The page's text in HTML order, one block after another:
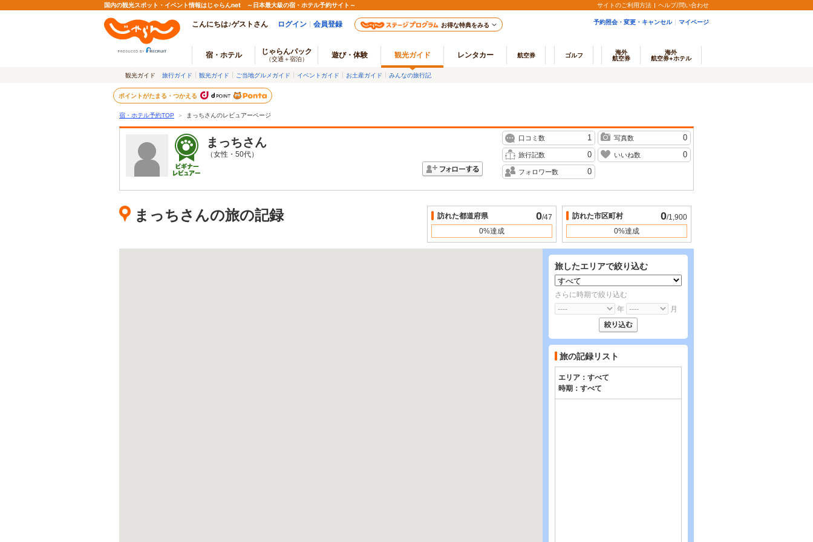
国内の観光スポット・イベント情報はじゃらんnet ～日本最大級の宿・ホテル予約サイト～ サイトのご利用方法 ヘルプ/問い合わせ
こんにちは♪ゲストさん ログイン 会員登録 お得な特典をみる 予約照会・変更・キャンセル マイページ
宿・ホテル じゃらんパック
（交通＋宿泊） 遊び・体験 観光ガイド レンタカー 航空券 ゴルフ
海外
航空券
海外
航空券+ホテル
観光ガイド 旅行ガイド 観光ガイド ご当地グルメガイド イベントガイド お土産ガイド みんなの旅行記
ポイントがたまる・つかえる
宿・ホテル予約TOP ＞ まっちさんのレビュアーページ
まっちさん
（女性・50代）
口コミ数 1 写真数 0
旅行記数 0 いいね数 0
フォロワー数 0
まっちさんの旅の記録 訪れた都道府県 0/47
0%達成
訪れた市区町村 0/1,900
0%達成
旅したエリアで絞り込む
さらに時期で絞り込む
年
月
旅の記録リスト
エリア： すべて
時期： すべて